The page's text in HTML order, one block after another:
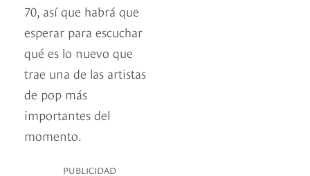
70, así que habrá que
esperar para escuchar
qué es lo nuevo que
trae una de las artistas
de pop más
importantes del
momento.
PUBLICIDAD